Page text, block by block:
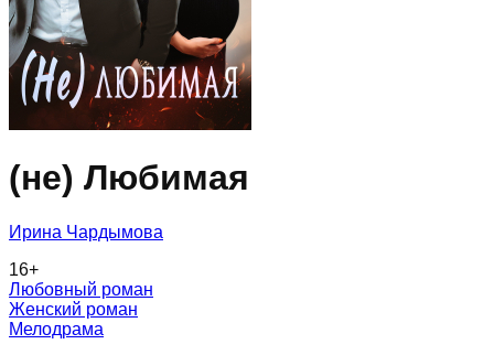
(не) Любимая
Ирина Чардымова
16+
Любовный роман
Женский роман
Мелодрама